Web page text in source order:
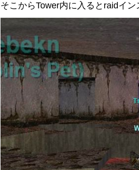
そこからTower内に入るとraidイ